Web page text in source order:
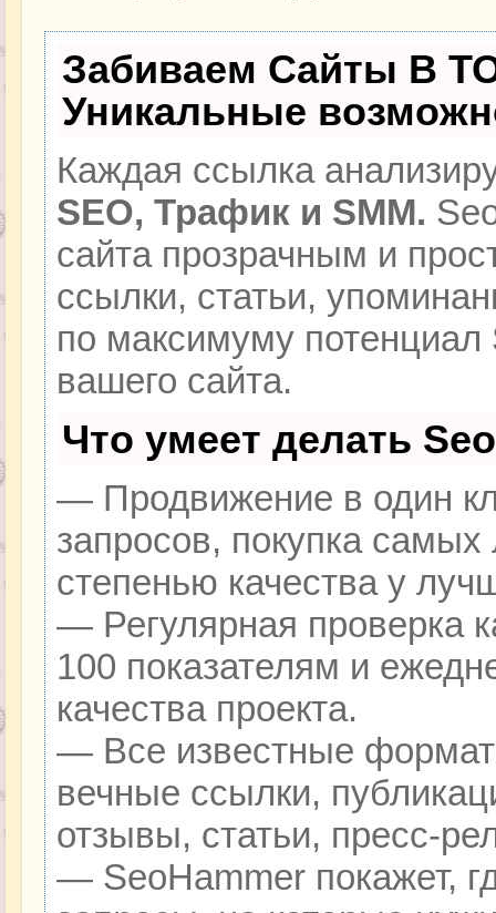
Забиваем Сайты В
Уникальные
Каждая ссылка
SEO, Трафик и SMM.
сайта прозрачным и
ссылки, статьи,
по максимуму
вашего сайта.
Что умеет делать
— Продвижение в один
запросов, покупка
степенью качества у
— Регулярная проверка
100 показателям и
качества проекта.
— Все известные
вечные ссылки,
отзывы, статьи, пресс-
— SeoHammer покажет,